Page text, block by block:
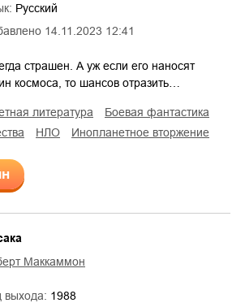
14.11.2023 12:41
Русский
страшен. А уж если его наносят
космоса, то шансов отразить…
литература
боевая фантастика
НЛО инопланетное вторжение
Маккаммон
выхода: 1988